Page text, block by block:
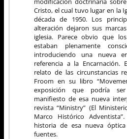
Cristo, el cual tuvo lugar en la
década de 1950. Los
alteración dejaron sus
iglesia. Parece obvio que
estaban plenamente
introduciendo una nueva
referencia a la Encarnación.
relato de las circunstancias
Froom en su libro
exposición que podría
manifiesto de esa nueva
revista “Ministry” (El
Marco Histórico
historia de esa nueva
fuentes.